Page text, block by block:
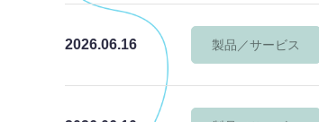
2026.06.16 製品／サービス